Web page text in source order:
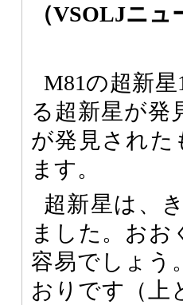
（VSOLJニュ
M81の超新
る超新星が発
が発見された
ます。
超新星は、
ました。おお
容易でしょう
おりです（上